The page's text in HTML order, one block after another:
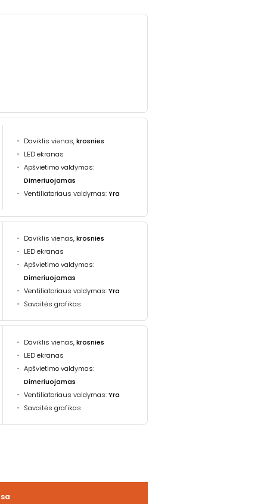
Daviklis vienas,krosnies
LED ekranas
Apšvietimo valdymas:
Dimeriuojamas
Ventiliatoriaus valdymas:Yra
Daviklis vienas,krosnies
LED ekranas
Apšvietimo valdymas:
Dimeriuojamas
Ventiliatoriaus valdymas:Yra
Savaitės grafikas
Daviklis vienas,krosnies
LED ekranas
Apšvietimo valdymas:
Dimeriuojamas
Ventiliatoriaus valdymas:Yra
Savaitės grafikas